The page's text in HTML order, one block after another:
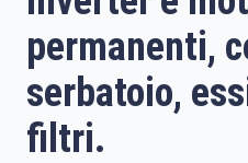
permanenti,
serbatoio,
filtri.